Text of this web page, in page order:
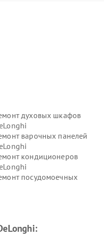
духовых шкафов
варочных панелей
кондиционеров
посудомоечных